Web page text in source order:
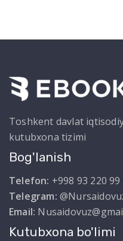
Toshkent davlat
kutubxona tizimi
Bog'lanish
Telefon: +998 93 220 99
Telegram:
Email:
Kutubxona bo'limi